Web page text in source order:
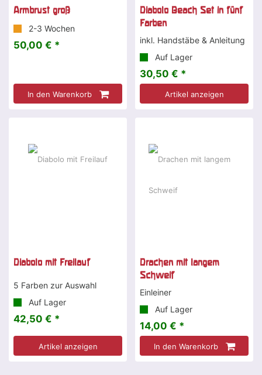
Armbrust groß
2-3 Wochen
50,00 € *
In den Warenkorb
Diabolo Beach Set in fünf
Farben
inkl. Handstäbe & Anleitung
Auf Lager
30,50 € *
Artikel anzeigen
Diabolo mit Freilauf
5 Farben zur Auswahl
Auf Lager
42,50 € *
Artikel anzeigen
Drachen mit langem
Schweif
Einleiner
Auf Lager
14,00 € *
In den Warenkorb